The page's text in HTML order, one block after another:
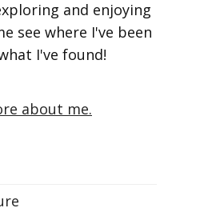
and enjoying
see where I've been
I've found!
about me.